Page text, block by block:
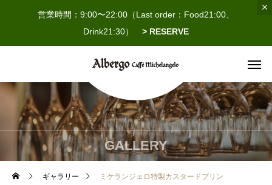
営業時間：9:00〜22:00（Last order：Food21:00、
Drink21:30） > RESERVE
GALLERY
ギャラリー ミケランジェロ特製カスタードプリン